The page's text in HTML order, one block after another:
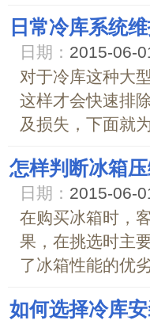
日常冷库系统
日期： 2015-06-
对于冷库这种大
这样才会快速排
及损失，下面就
怎样判断冰箱
日期： 2015-06-
在购买冰箱时，
果，在挑选时主
了冰箱性能的优
如何选择冷库安